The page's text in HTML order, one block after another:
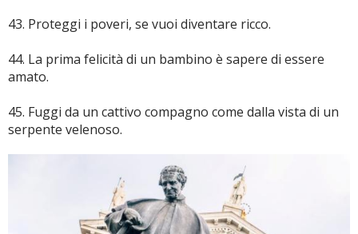
43. Proteggi i poveri, se vuoi diventare ricco.
44. La prima felicità di un bambino è sapere di essere
amato.
45. Fuggi da un cattivo compagno come dalla vista di un
serpente velenoso.